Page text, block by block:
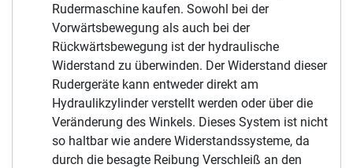
Rudermaschine kaufen. Sowohl bei der
Vorwärtsbewegung als auch bei der
Rückwärtsbewegung ist der hydraulische
Widerstand zu überwinden. Der Widerstand dieser
Rudergeräte kann entweder direkt am
Hydraulikzylinder verstellt werden oder über die
Veränderung des Winkels. Dieses System ist nicht
so haltbar wie andere Widerstandssysteme, da
durch die besagte Reibung Verschleiß an den